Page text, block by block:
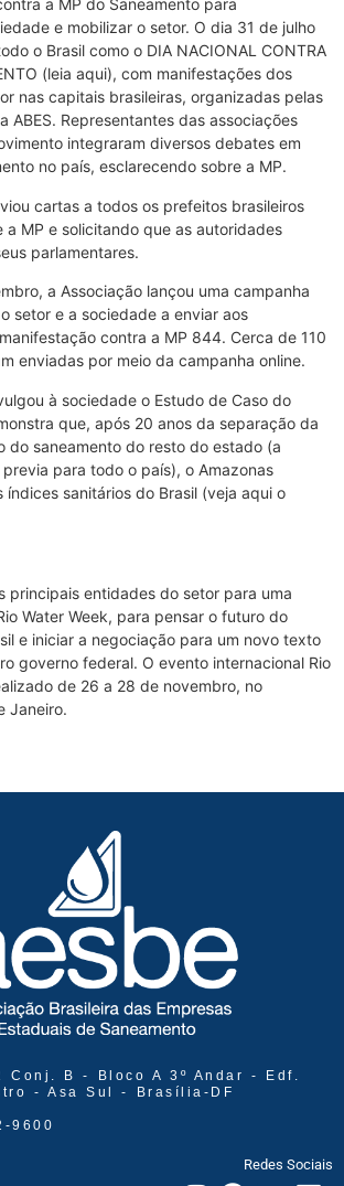
a MP do Saneamento para
e mobilizar o setor. O dia 31 de julho
o Brasil como o DIA NACIONAL CONTRA
(leia aqui), com manifestações dos
nas capitais brasileiras, organizadas pelas
ABES. Representantes das associações
integraram diversos debates em
no país, esclarecendo sobre a MP.
cartas a todos os prefeitos brasileiros
a MP e solicitando que as autoridades
parlamentares.
a Associação lançou uma campanha
setor e a sociedade a enviar aos
contra a MP 844. Cerca de 110
enviadas por meio da campanha online.
à sociedade o Estudo de Caso do
que, após 20 anos da separação da
do saneamento do resto do estado (a
para todo o país), o Amazonas
índices sanitários do Brasil (veja aqui o
principais entidades do setor para uma
Water Week, para pensar o futuro do
e iniciar a negociação para um novo texto
governo federal. O evento internacional Rio
de 26 a 28 de novembro, no
Janeiro.
Conj. B - Bloco A 3º Andar - Edf.
- Asa Sul - Brasília-DF
9600
Redes Sociais